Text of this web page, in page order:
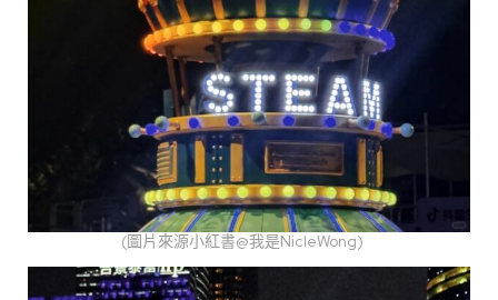
(圖片來源小紅書@我是NicleWong)